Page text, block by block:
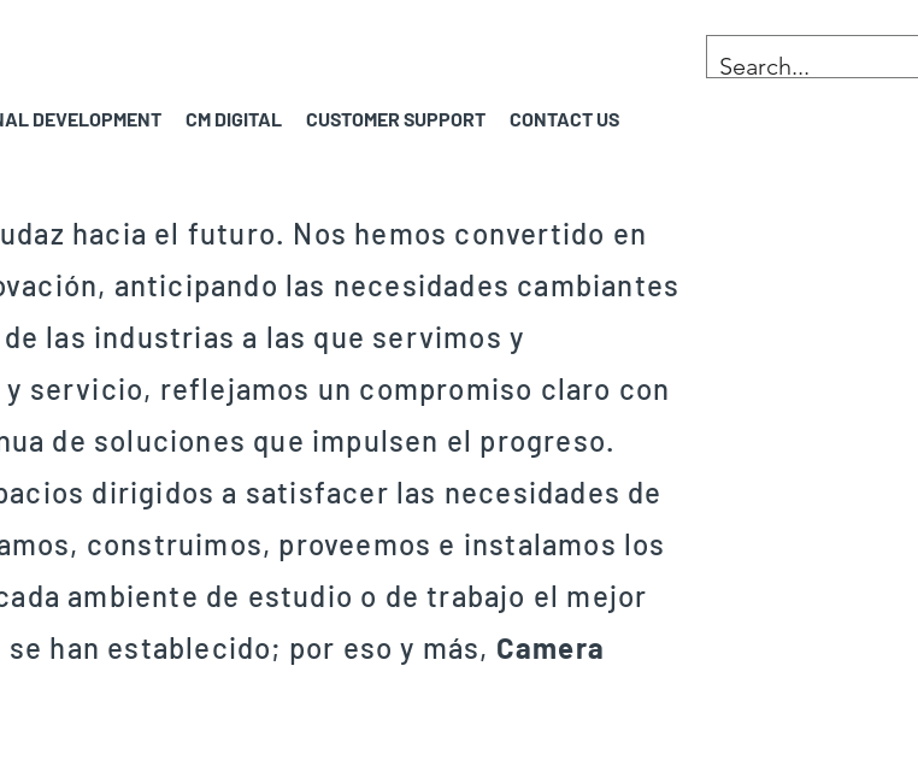
DEVELOPMENT CM DIGITAL CUSTOMER SUPPORT CONTACT US
hacia el futuro. Nos hemos convertido en
anticipando las necesidades cambiantes
las industrias a las que servimos y
servicio, reflejamos un compromiso claro con
de soluciones que impulsen el progreso.
dirigidos a satisfacer las necesidades de
construimos, proveemos e instalamos los
ambiente de estudio o de trabajo el mejor
han establecido; por eso y más, Camera